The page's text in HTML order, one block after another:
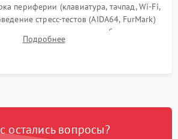
периферии (клавиатура, тачпад, Wi-Fi,
стресс-тестов (AIDA64, FurMark)
режима и стабильности
под пиковой нагрузкой.
Подробнее
остались вопросы?